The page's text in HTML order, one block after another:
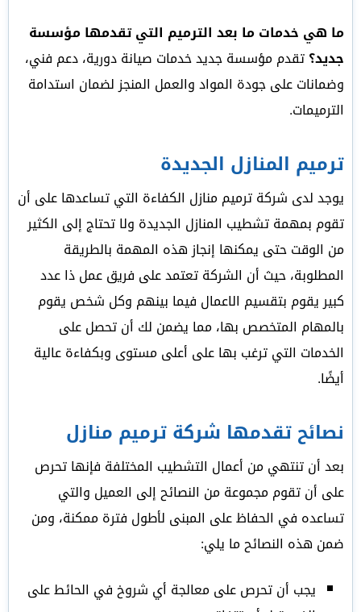
ما هي خدمات ما بعد الترميم التي تقدمها مؤسسة
جديد؟تقدم مؤسسة جديد خدمات صيانة دورية، دعم فني،
وضمانات على جودة المواد والعمل المنجز لضمان استدامة
الترميمات.
ترميم المنازل الجديدة
يوجد لدى شركة ترميم منازل الكفاءة التي تساعدها على أن
تقوم بمهمة تشطيب المنازل الجديدة ولا تحتاج إلى الكثير
من الوقت حتى يمكنها إنجاز هذه المهمة بالطريقة
المطلوبة، حيث أن الشركة تعتمد على فريق عمل ذا عدد
كبير يقوم بتقسيم الاعمال فيما بينهم وكل شخص يقوم
بالمهام المتخصص بها، مما يضمن لك أن تحصل على
الخدمات التي ترغب بها على أعلى مستوى وبكفاءة عالية
أيضًا.
نصائح تقدمها شركة ترميم منازل
بعد أن تنتهي من أعمال التشطيب المختلفة فإنها تحرص
على أن تقوم مجموعة من النصائح إلى العميل والتي
تساعده في الحفاظ على المبنى لأطول فترة ممكنة، ومن
ضمن هذه النصائح ما يلي:
يجب أن تحرص على معالجة أي شروخ في الحائط على